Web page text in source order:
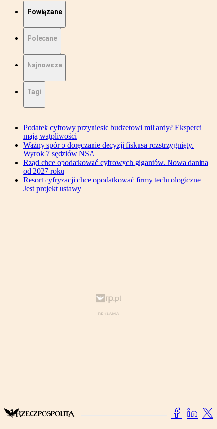
Powiązane
Polecane
Najnowsze
Tagi
Podatek cyfrowy przyniesie budżetowi miliardy? Eksperci
mają wątpliwości
Ważny spór o doręczanie decyzji fiskusa rozstrzygnięty.
Wyrok 7 sędziów NSA
Rząd chce opodatkować cyfrowych gigantów. Nowa danina
od 2027 roku
Resort cyfryzacji chce opodatkować firmy technologiczne.
Jest projekt ustawy